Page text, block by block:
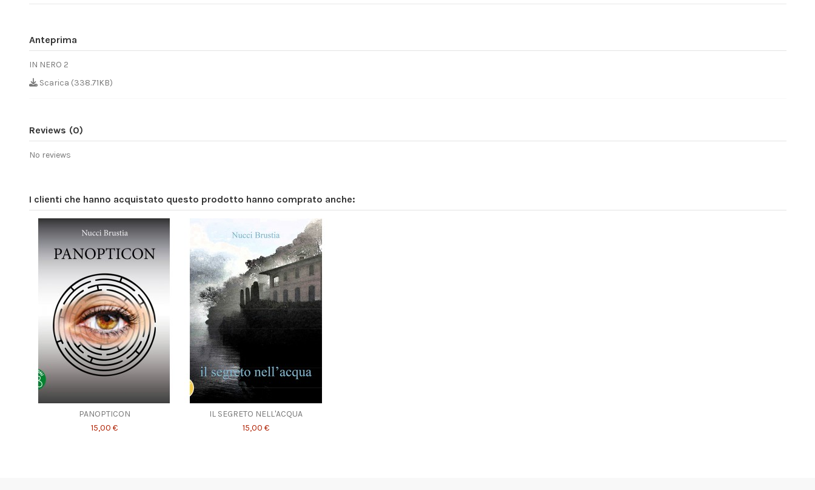
Anteprima
IN NERO 2
Scarica (338.71KB)
Reviews (0)
No reviews
I clienti che hanno acquistato questo prodotto hanno comprato anche:
PANOPTICON
15,00 €
IL SEGRETO NELL'ACQUA
15,00 €